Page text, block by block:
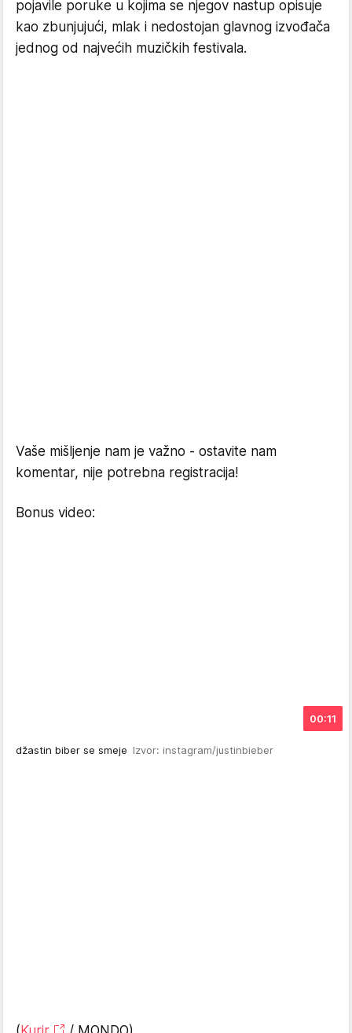
pojavile poruke u kojima se njegov nastup opisuje
kao zbunjujući, mlak i nedostojan glavnog izvođača
jednog od najvećih muzičkih festivala.
Vaše mišljenje nam je važno - ostavite nam
komentar, nije potrebna registracija!
Bonus video:
00:11
džastin biber se smeje Izvor: instagram/justinbieber